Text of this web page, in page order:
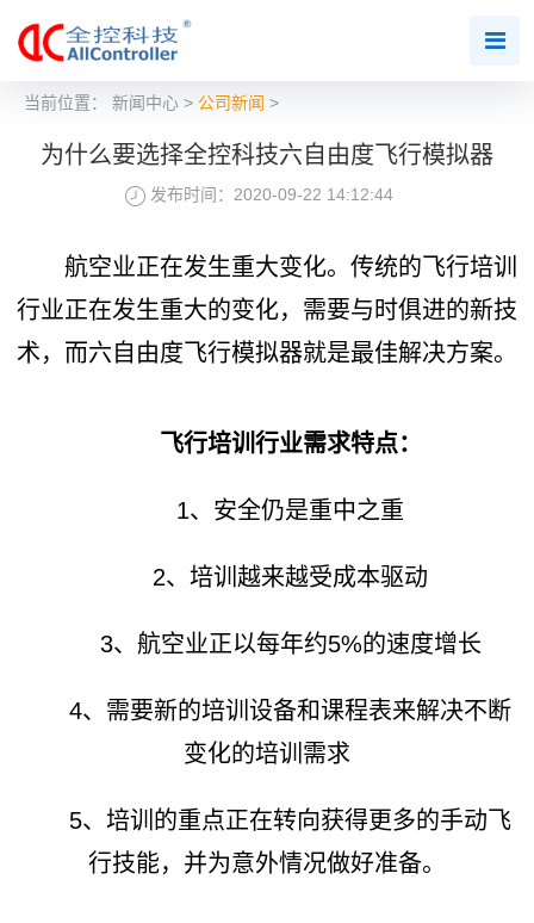
当前位置： 新闻中心> 公司新闻 >
为什么要选择全控科技六自由度飞行模拟器
发布时间：2020-09-22 14:12:44
航空业正在发生重大变化。传统的飞行培训
行业正在发生重大的变化，需要与时俱进的新技
术，而六自由度飞行模拟器就是最佳解决方案。
飞行培训行业需求特点：
1、安全仍是重中之重
2、培训越来越受成本驱动
3、航空业正以每年约5%的速度增长
4、需要新的培训设备和课程表来解决不断
变化的培训需求
5、培训的重点正在转向获得更多的手动飞
行技能，并为意外情况做好准备。